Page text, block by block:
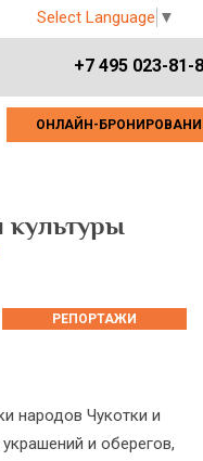
Select Language ▼
+7 495 023-81-
ОНЛАЙН-
культуры
РЕПОРТАЖИ
народов Чукотки и
и оберегов,